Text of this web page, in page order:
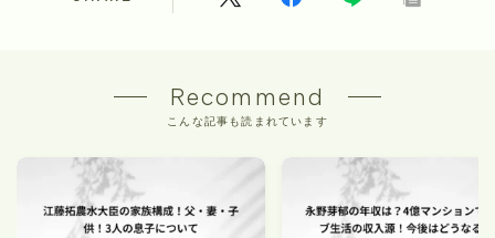
Recommend
こんな記事も読まれています